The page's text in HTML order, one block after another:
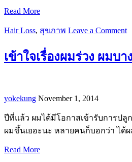
Read More
Hair Loss, สุขภาพ Leave a Comment
เข้าใจเรื่องผมร่วง ผม
yokekung November 1, 2014
ปีที่แล้ว ผมได้มีโอกาสเข้ารับการปลู
ผมขึ้นเยอะนะ หลายคนก็บอกว่า ได้
Read More